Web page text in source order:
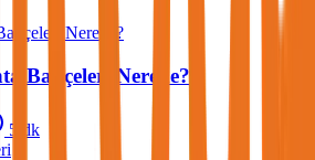
Bahçeleri Nerede?
5 dk